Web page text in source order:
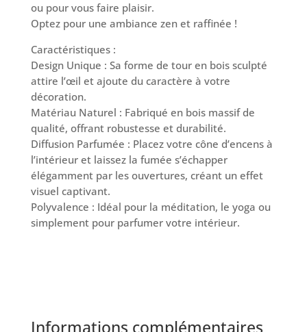
ou pour vous faire plaisir.
Optez pour une ambiance zen et raffinée !
Caractéristiques :
Design Unique : Sa forme de tour en bois sculpté
attire l’œil et ajoute du caractère à votre
décoration.
Matériau Naturel : Fabriqué en bois massif de
qualité, offrant robustesse et durabilité.
Diffusion Parfumée : Placez votre cône d’encens à
l’intérieur et laissez la fumée s’échapper
élégamment par les ouvertures, créant un effet
visuel captivant.
Polyvalence : Idéal pour la méditation, le yoga ou
simplement pour parfumer votre intérieur.
Informations complémentaires